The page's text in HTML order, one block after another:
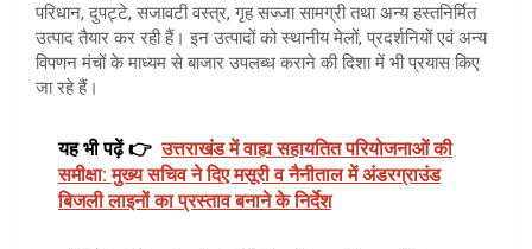
परिधान, दुपट्टे, सजावटी वस्त्र, गृह सज्जा सामग्री तथा अन्य हस्तनिर्मित
उत्पाद तैयार कर रही हैं। इन उत्पादों को स्थानीय मेलों, प्रदर्शनियों एवं अन्य
विपणन मंचों के माध्यम से बाजार उपलब्ध कराने की दिशा में भी प्रयास किए
जा रहे हैं।
यह भी पढ़ें 👉 उत्तराखंड में वाह्य सहायतित परियोजनाओं की
समीक्षा: मुख्य सचिव ने दिए मसूरी व नैनीताल में अंडरग्राउंड
बिजली लाइनों का प्रस्ताव बनाने के निर्देश